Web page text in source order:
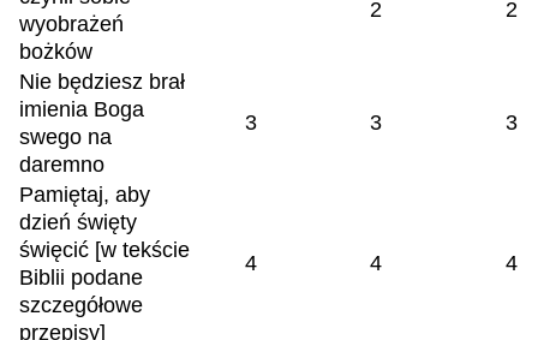
wyobrażeń
bożków
2 2
Nie będziesz brał
imienia Boga
swego na
daremno
3 3 3
Pamiętaj, aby
dzień święty
święcić [w tekście
Biblii podane
szczegółowe
przepisy]
4 4 4